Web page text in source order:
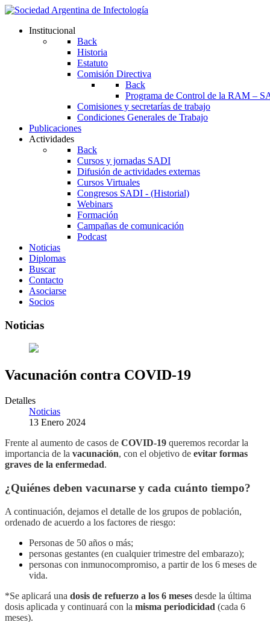
Institucional
Back
Historia
Estatuto
Comisión Directiva
Back
Programa de Control de la RAM –
Comisiones y secretarías de trabajo
Condiciones Generales de Trabajo
Publicaciones
Actividades
Back
Cursos y jornadas SADI
Difusión de actividades externas
Cursos Virtuales
Congresos SADI - (Historial)
Webinars
Formación
Campañas de comunicación
Podcast
Noticias
Diplomas
Buscar
Contacto
Asociarse
Socios
Noticias
Vacunación contra COVID-19
Detalles
Noticias
13 Enero 2024
Frente al aumento de casos de COVID-19 queremos recordar la
importancia de la vacunación, con el objetivo de evitar formas
graves de la enfermedad.
¿Quiénes deben vacunarse y cada cuánto tiempo?
A continuación, dejamos el detalle de los grupos de población,
ordenado de acuerdo a los factores de riesgo:
Personas de 50 años o más;
personas gestantes (en cualquier trimestre del embarazo);
personas con inmunocompromiso, a partir de los 6 meses de
vida.
*Se aplicará una dosis de refuerzo a los 6 meses desde la última
dosis aplicada y continuará con la misma periodicidad (cada 6
meses).